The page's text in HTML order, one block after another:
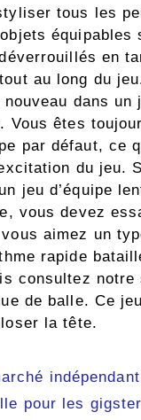
tous les
équipables
en
au long du
dans un
Vous êtes
par défaut, ce
du jeu.
jeu d’équipe
vous devez
aimez un
rapide
consultez notre
de balle. Ce
la tête.
pour les